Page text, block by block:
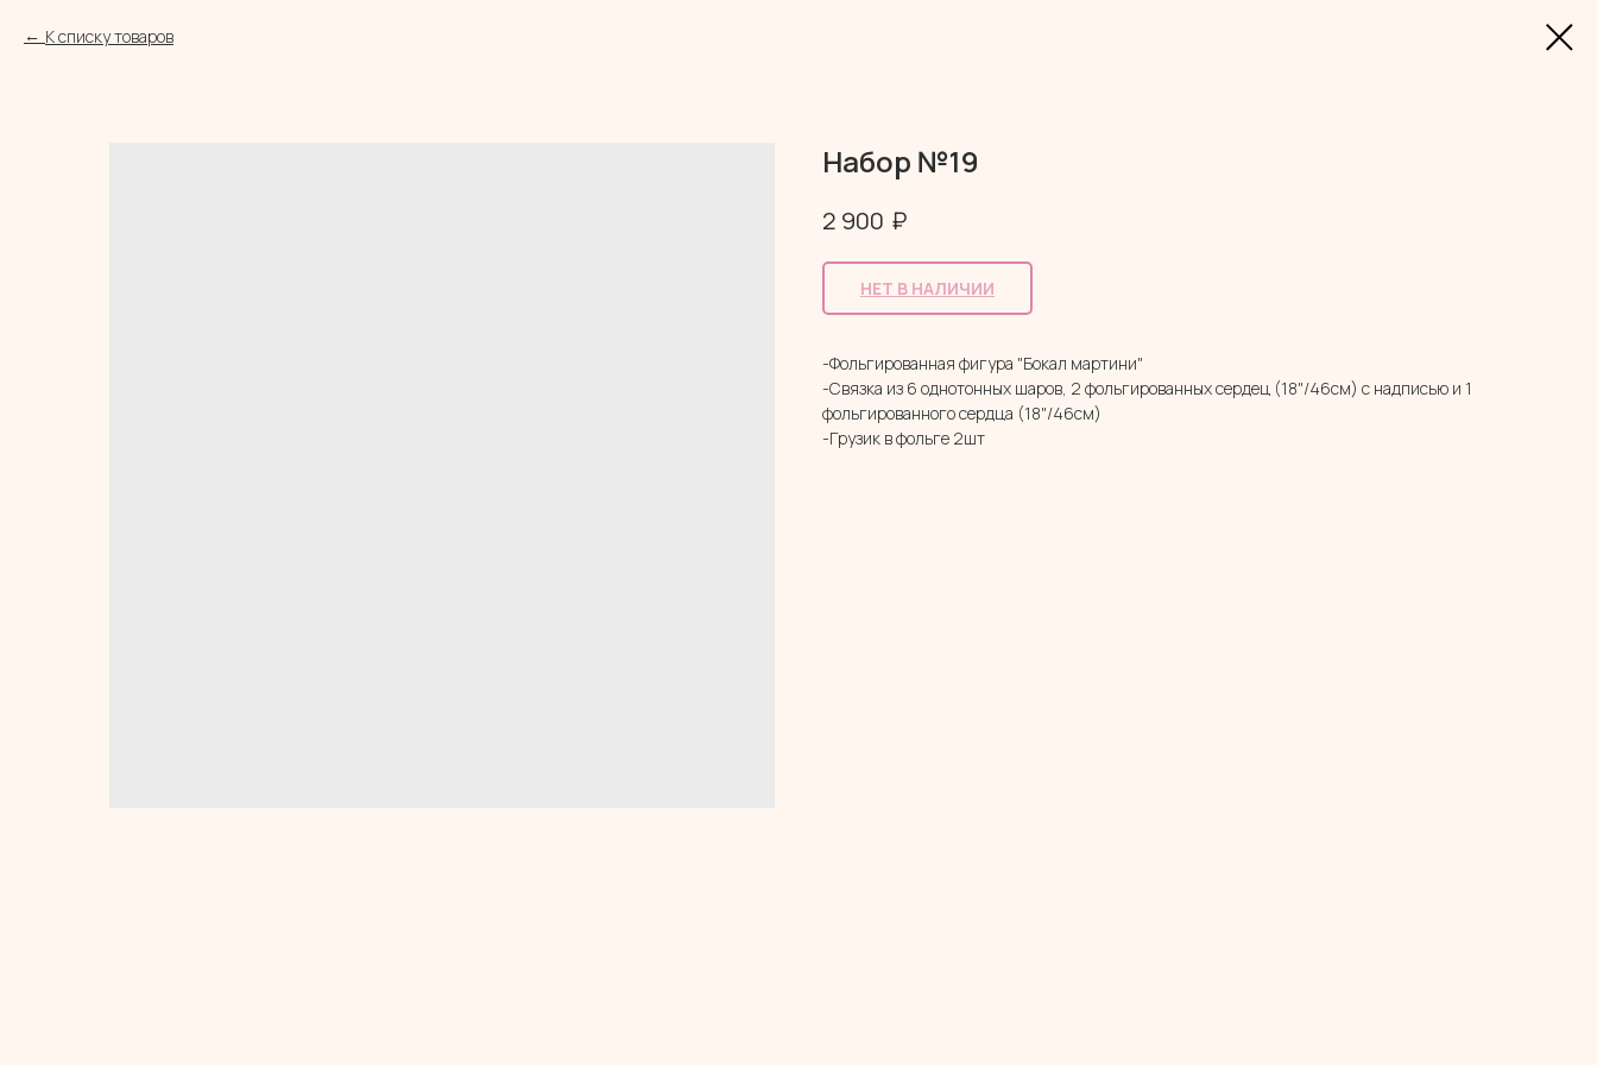
К списку товаров
Набор №19
2 900 ₽
НЕТ В НАЛИЧИИ
-Фольгированная фигура "Бокал мартини"
-Связка из 6 однотонных шаров, 2 фольгированных сердец (18"/46см) с надписью и 1
фольгированного сердца (18"/46см)
-Грузик в фольге 2шт